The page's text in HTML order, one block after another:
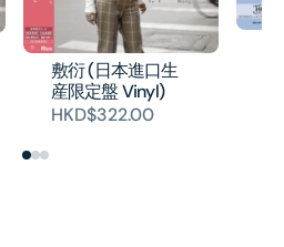
敷衍 (日本進口生
産限定盤 Vinyl)
HKD$322.00